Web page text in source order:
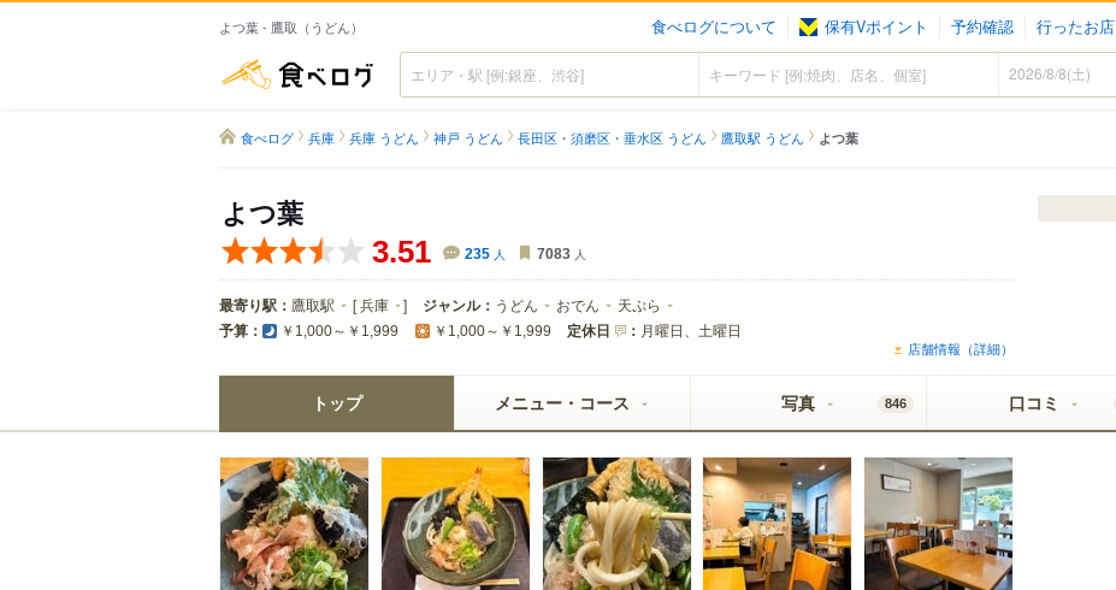
よつ葉 - 鷹取（うどん） 食べログについて 保有Vポイント 予約確認 行ったお店
食べログ
食べログ 兵庫 兵庫 うどん 神戸 うどん 長田区・須磨区・垂水区 うどん 鷹取駅 うどん よつ葉
よつ葉
3.51 235 人 7083 人
最寄り駅： 鷹取駅 [兵庫 ] ジャンル： うどん おでん 天ぷら
予算： ￥1,000～￥1,999 ￥1,000～￥1,999 定休日 ： 月曜日、土曜日
店舗情報（詳細）
トップ メニュー・コース 写真 846 口コミ